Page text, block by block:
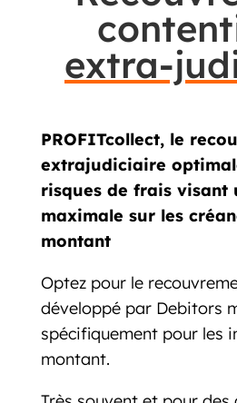
extra-
PROFITcollect, le
extrajudiciaire
risques de frais visant
maximale sur les
montant
Optez pour le
développé par Debitors
spécifiquement pour les
montant.